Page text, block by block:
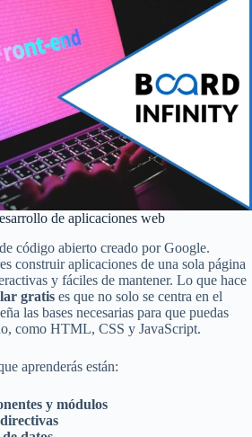
de aplicaciones web
código abierto creado por Google.
construir aplicaciones de una sola página
y fáciles de mantener. Lo que hace
gratis es que no solo se centra en el
las bases necesarias para que puedas
como HTML, CSS y JavaScript.
aprenderás están:
y módulos